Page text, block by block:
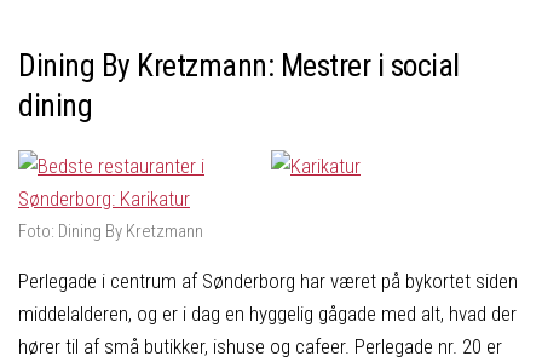
Dining By Kretzmann: Mestrer i social
dining
Foto: Dining By Kretzmann
Perlegade i centrum af Sønderborg har været på bykortet siden
middelalderen, og er i dag en hyggelig gågade med alt, hvad der
hører til af små butikker, ishuse og cafeer. Perlegade nr. 20 er